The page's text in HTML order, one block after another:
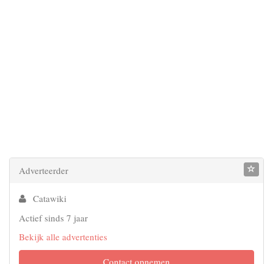
Adverteerder
Catawiki
Actief sinds 7 jaar
Bekijk alle advertenties
Contact opnemen